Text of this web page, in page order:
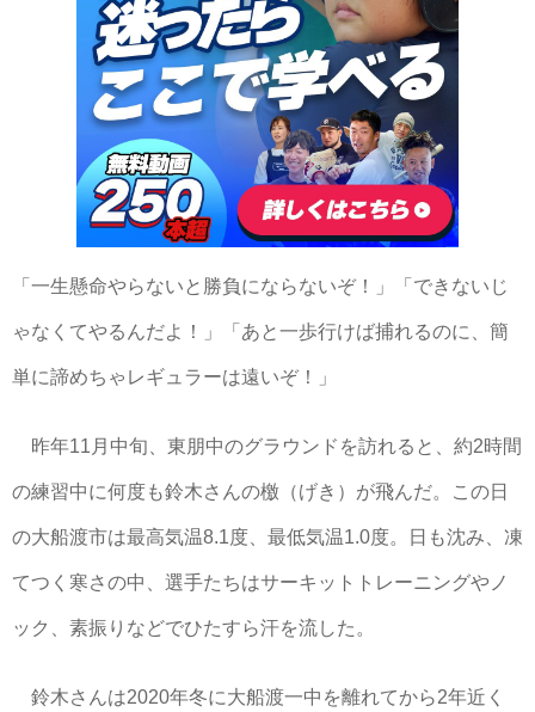
「一生懸命やらないと勝負にならないぞ！」「できないじ
ゃなくてやるんだよ！」「あと一歩行けば捕れるのに、簡
単に諦めちゃレギュラーは遠いぞ！」
昨年11月中旬、東朋中のグラウンドを訪れると、約2時間
の練習中に何度も鈴木さんの檄（げき）が飛んだ。この日
の大船渡市は最高気温8.1度、最低気温1.0度。日も沈み、凍
てつく寒さの中、選手たちはサーキットトレーニングやノ
ック、素振りなどでひたすら汗を流した。
鈴木さんは2020年冬に大船渡一中を離れてから2年近く